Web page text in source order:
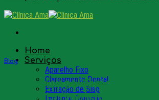
Home
Serviços
Aparelho Fixo
Clareamento Dental
Extração de Siso
Blog
Tratamento Ortodôntico: